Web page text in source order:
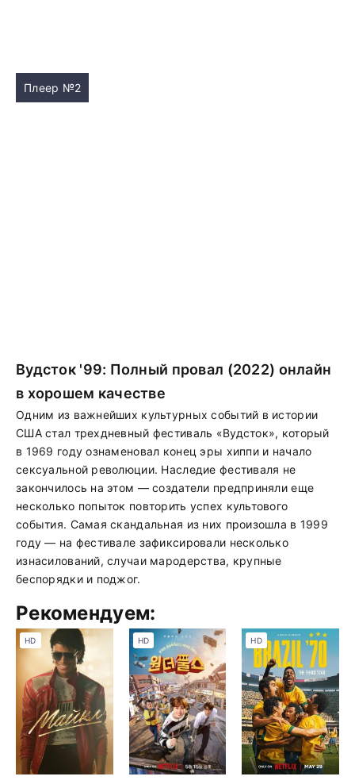
Плеер №2
Вудсток '99: Полный провал (2022) онлайн
в хорошем качестве
Одним из важнейших культурных событий в истории
США стал трехдневный фестиваль «Вудсток», который
в 1969 году ознаменовал конец эры хиппи и начало
сексуальной революции. Наследие фестиваля не
закончилось на этом — создатели предприняли еще
несколько попыток повторить успех культового
события. Самая скандальная из них произошла в 1999
году — на фестивале зафиксировали несколько
изнасилований, случаи мародерства, крупные
беспорядки и поджог.
Рекомендуем:
HD HD HD